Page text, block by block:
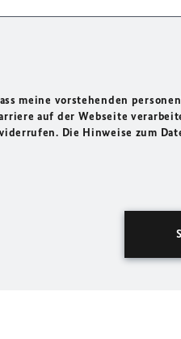
meine vorstehenden
auf der Webseite
Die Hinweise zum